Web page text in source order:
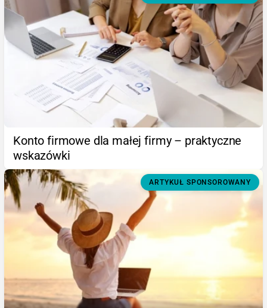
Konto firmowe dla małej firmy – praktyczne
wskazówki
ARTYKUŁ SPONSOROWANY